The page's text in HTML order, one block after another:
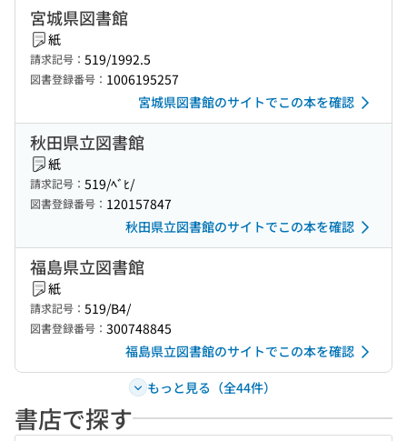
宮城県図書館
紙
請求記号： 519/1992.5
図書登録番号： 1006195257
宮城県図書館のサイトでこの本を確認
秋田県立図書館
紙
請求記号： 519/ﾍﾞﾋ/
図書登録番号： 120157847
秋田県立図書館のサイトでこの本を確認
福島県立図書館
紙
請求記号： 519/B4/
図書登録番号： 300748845
福島県立図書館のサイトでこの本を確認
もっと見る（全44件）
書店で探す